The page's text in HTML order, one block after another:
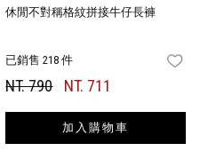
FAVORITES
休閒不對稱格紋拼接牛仔長褲
已銷售 218 件
NT. 790 NT. 711
加入購物車